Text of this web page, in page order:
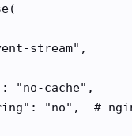
stream",
"no-cache",
"no",  #